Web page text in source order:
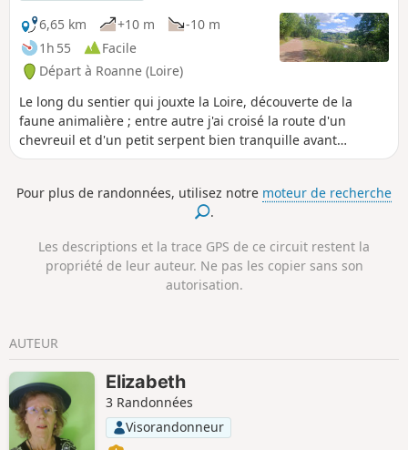
6,65 km
+10 m
-10 m
1h 55
Facile
Départ à Roanne (Loire)
Le long du sentier qui jouxte la Loire, découverte de la
faune animalière ; entre autre j'ai croisé la route d'un
chevreuil et d'un petit serpent bien tranquille avant
d'arriver aux étangs. De bons aménagements sur le
Pour plus de randonnées, utilisez notre moteur de recherche
.
Les descriptions et la trace GPS de ce circuit restent la
propriété de leur auteur. Ne pas les copier sans son
autorisation.
AUTEUR
Elizabeth
3 Randonnées
Visorandonneur